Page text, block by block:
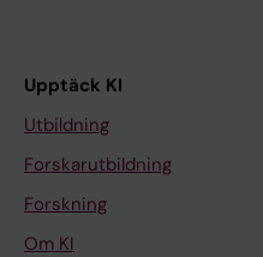
Upptäck KI
Utbildning
Forskarutbildning
Forskning
Om KI